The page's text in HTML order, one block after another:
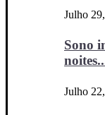
Julho
Sono
Julho